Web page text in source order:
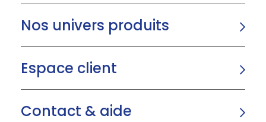
Nos univers produits
Espace client
Contact & aide